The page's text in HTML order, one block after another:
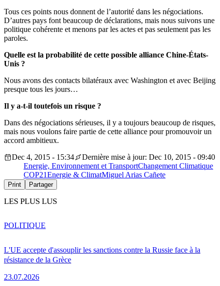
Tous ces points nous donnent de l’autorité dans les négociations.
D’autres pays font beaucoup de déclarations, mais nous suivons une
politique cohérente et menons par les actes et pas seulement pas les
paroles.
Quelle est la probabilité de cette possible alliance Chine-États-
Unis ?
Nous avons des contacts bilatéraux avec Washington et avec Beijing
presque tous les jours…
Il y a-t-il toutefois un risque ?
Dans des négociations sérieuses, il y a toujours beaucoup de risques,
mais nous voulons faire partie de cette alliance pour promouvoir un
accord ambitieux.
Dec 4, 2015 - 15:34
Dernière mise à jour: Dec 10, 2015 - 09:40
Energie, Environnement et TransportChangement Climatique
COP21Energie & ClimatMiguel Arias Cañete
Print Partager
LES PLUS LUS
L'UE accepte d'assouplir les sanctions contre la Russie face à la
résistance de la Grèce
23.07.2026
POLITIQUE